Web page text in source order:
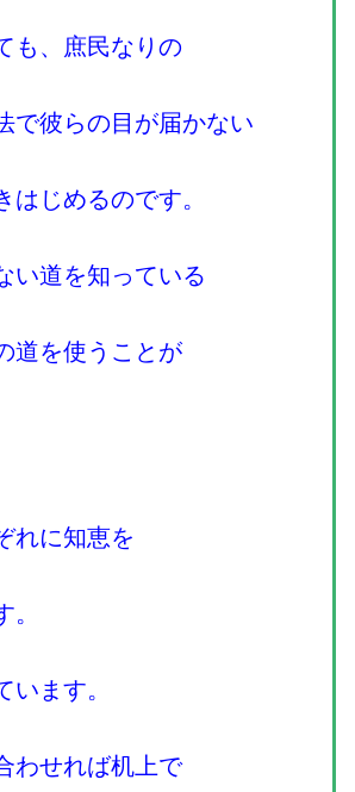
も、庶民なりの
で彼らの目が届かない
はじめるのです。
い道を知っている
道を使うことが
れに知恵を
います。
わせれば机上で